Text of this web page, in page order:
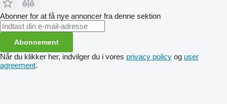
Abonner for at få nye annoncer fra denne sektion
Abonnement
Når du klikker her, indvilger du i vores privacy policy og user
agreement.